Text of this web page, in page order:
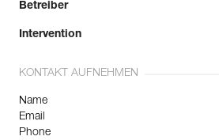
Betreiber
Intervention
KONTAKT AUFNEHMEN
Name
Email
Phone